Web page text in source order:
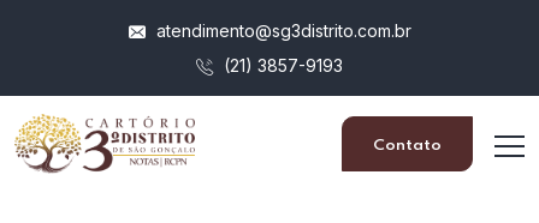
atendimento@sg3distrito.com.br
(21) 3857-9193
Contato